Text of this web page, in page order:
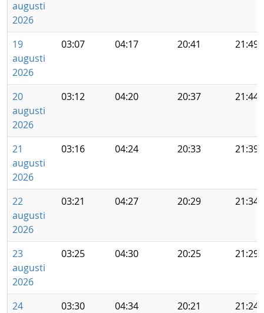
augusti
2026
19
augusti
2026
03:07 04:17 20:41 21:49
20
augusti
2026
03:12 04:20 20:37 21:44
21
augusti
2026
03:16 04:24 20:33 21:39
22
augusti
2026
03:21 04:27 20:29 21:34
23
augusti
2026
03:25 04:30 20:25 21:29
24
03:30 04:34 20:21 21:24